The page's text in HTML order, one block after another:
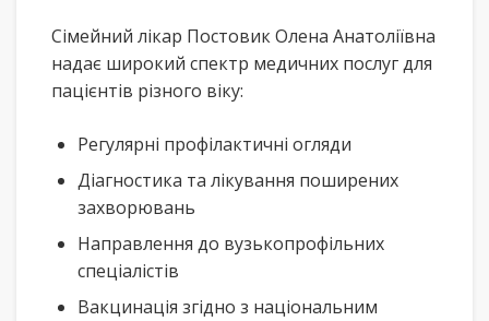
Сімейний лікар Постовик Олена Анатоліївна
надає широкий спектр медичних послуг для
пацієнтів різного віку:
Регулярні профілактичні огляди
Діагностика та лікування поширених
захворювань
Направлення до вузькопрофільних
спеціалістів
Вакцинація згідно з національним